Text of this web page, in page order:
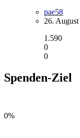
pae58
26.
1.590
0
0
Spenden-Ziel
0%